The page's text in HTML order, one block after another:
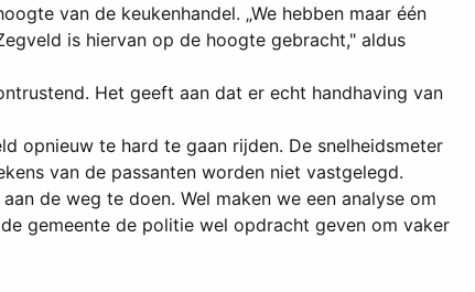
van de keukenhandel. „We hebben maar één
is hiervan op de hoogte gebracht," aldus
Het geeft aan dat er echt handhaving van
opnieuw te hard te gaan rijden. De snelheidsmeter
van de passanten worden niet vastgelegd.
de weg te doen. Wel maken we een analyse om
gemeente de politie wel opdracht geven om vaker